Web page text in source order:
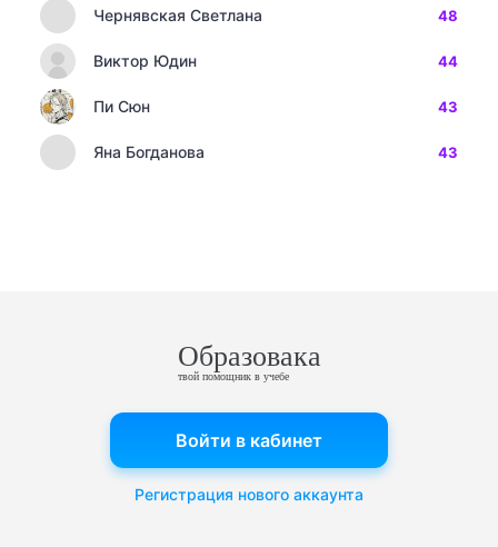
Чернявская Светлана 48
Виктор Юдин 44
Пи Сюн 43
Яна Богданова 43
Образовака
твой помощник в учебе
Войти в кабинет
Регистрация нового аккаунта